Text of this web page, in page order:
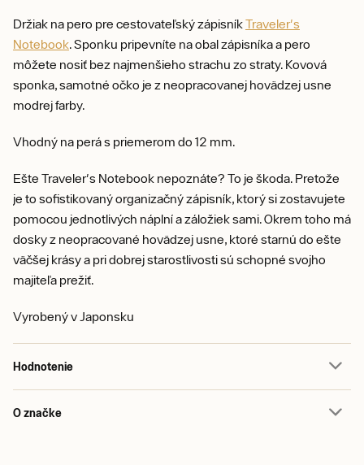
Držiak na pero pre cestovateľský zápisníkTraveler's
Notebook. Sponku pripevníte na obal zápisníka a pero
môžete nosiť bez najmenšieho strachu zo straty. Kovová
sponka, samotné očko je z neopracovanej hovädzej usne
modrej farby.
Vhodný na perá s priemerom do 12 mm.
Ešte Traveler's Notebook nepoznáte? To je škoda. Pretože
je to sofistikovaný organizačný zápisník, ktorý si zostavujete
pomocou jednotlivých náplní a záložiek sami. Okrem toho má
dosky z neopracované hovädzej usne, ktoré starnú do ešte
väčšej krásy a pri dobrej starostlivosti sú schopné svojho
majiteľa prežiť.
Vyrobený v Japonsku
Hodnotenie
O značke